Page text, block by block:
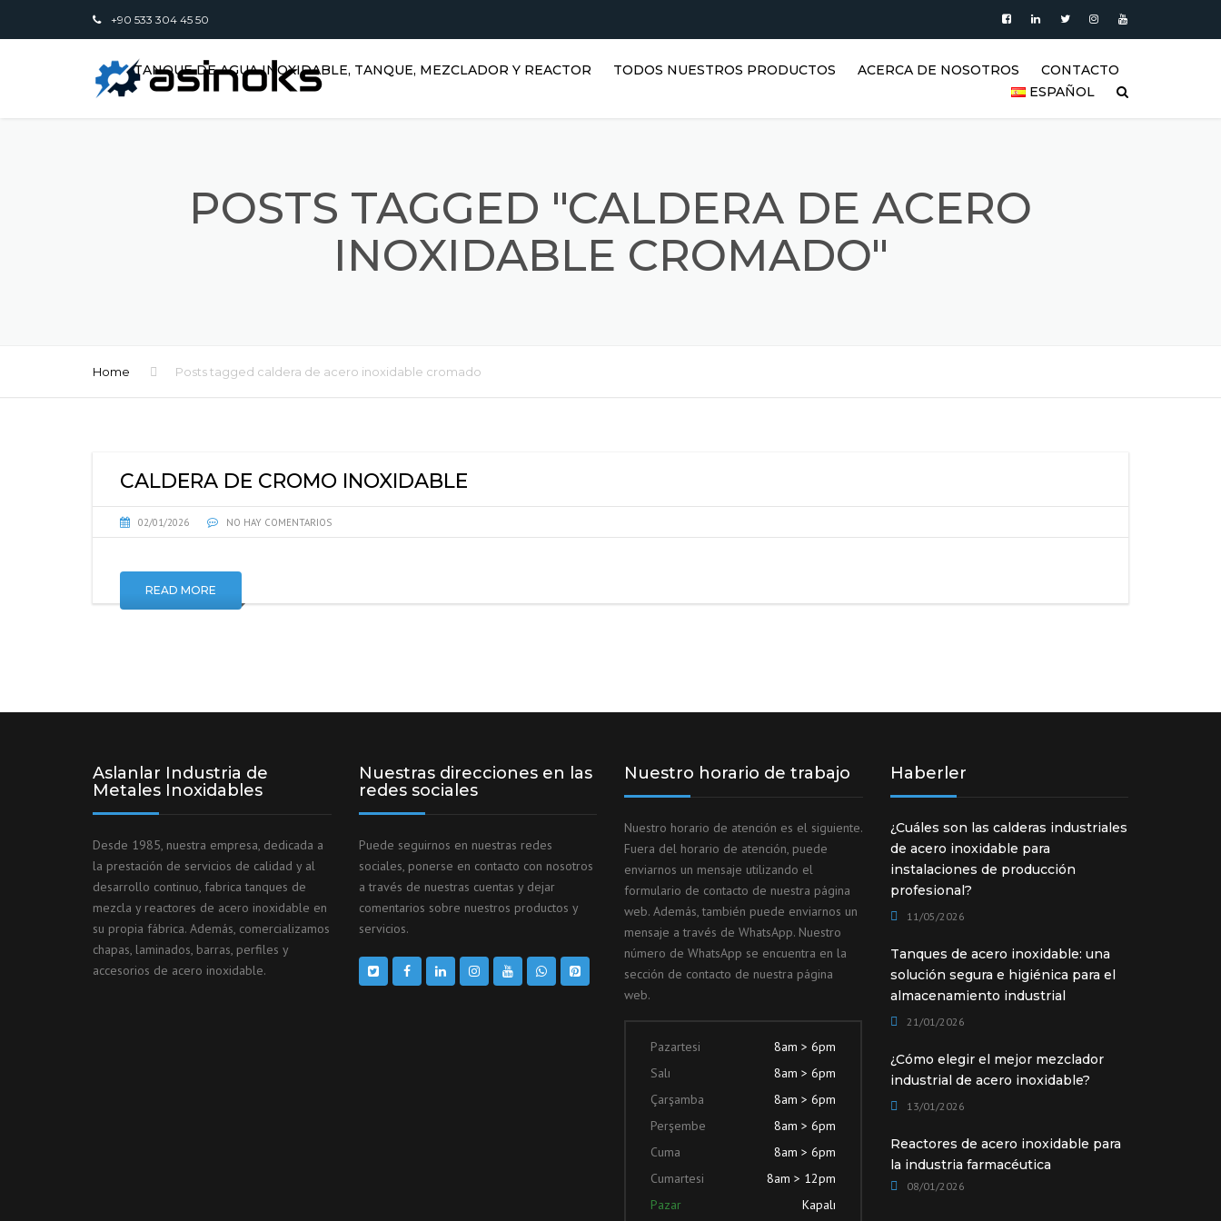
+90 533 304 45 50
TANQUE DE AGUA INOXIDABLE, TANQUE, MEZCLADOR Y REACTOR TODOS NUESTROS PRODUCTOS
TANQUES VERTICALES DE
ACERO INOXIDABLE |
DEPÓSITOS DE AGUA
VERTICALES
FILTROS
ACERCA DE NOSOTROS
BLOG
GALERÍA DE TANQUES DE
ACERO INOXIDABLE Y
CONTACTO
ESPAÑOL
TÜRKÇE
POSTS TAGGED "CALDERA DE ACERO
INOXIDABLE CROMADO"
Home Posts tagged caldera de acero inoxidable cromado
CALDERA DE CROMO INOXIDABLE
02/01/2026 NO HAY COMENTARIOS
READ MORE
Aslanlar Industria de
Metales Inoxidables
Desde 1985, nuestra empresa, dedicada a
la prestación de servicios de calidad y al
desarrollo continuo, fabrica tanques de
mezcla y reactores de acero inoxidable en
su propia fábrica. Además, comercializamos
chapas, laminados, barras, perfiles y
accesorios de acero inoxidable.
Nuestras direcciones en las
redes sociales
Puede seguirnos en nuestras redes
sociales, ponerse en contacto con nosotros
a través de nuestras cuentas y dejar
comentarios sobre nuestros productos y
servicios.
Nuestro horario de trabajo
Nuestro horario de atención es el siguiente.
Fuera del horario de atención, puede
enviarnos un mensaje utilizando el
formulario de contacto de nuestra página
web. Además, también puede enviarnos un
mensaje a través de WhatsApp. Nuestro
número de WhatsApp se encuentra en la
sección de contacto de nuestra página
web.
Pazartesi
8am > 6pm
Salı
8am > 6pm
Çarşamba
8am > 6pm
Perşembe
8am > 6pm
Cuma
8am > 6pm
Cumartesi
8am > 12pm
Pazar
Kapalı
Haberler
¿Cuáles son las calderas industriales
de acero inoxidable para
instalaciones de producción
profesional?
11/05/2026
Tanques de acero inoxidable: una
solución segura e higiénica para el
almacenamiento industrial
21/01/2026
¿Cómo elegir el mejor mezclador
industrial de acero inoxidable?
13/01/2026
Reactores de acero inoxidable para
la industria farmacéutica
08/01/2026